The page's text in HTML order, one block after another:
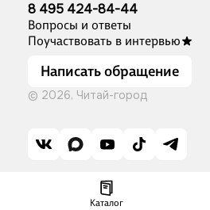
Каталог
8 495 424-84-44
Вопросы и ответы
Поучаствовать в интервью
Написать обращение
© 2026, Читай-город